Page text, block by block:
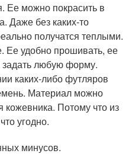
Ее можно покрасить в
Даже без каких-то
получатся теплыми.
Ее удобно прошивать, ее
любую форму.
каких-либо футляров
Материал можно
кожевника. Потому что из
угодно.
минусов.